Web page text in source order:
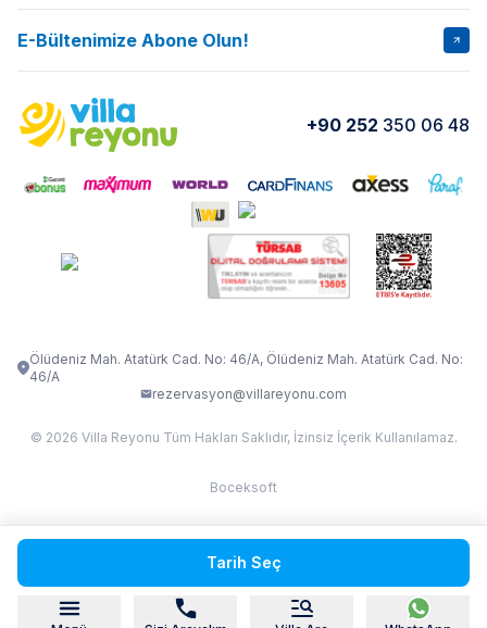
İptal Şartları Banka Hesapları
Kurumsal Blog
Yorumlar Nasıl Kiralarım
VİLLA SALKIM VİLLA SLAY 1
VİLLA OLENNA 1 VİLLA MERT
VILLA ADRIMA 1
VİLLA TİAMO VİLLA ZEYTİN DALI
VILLA ELMALI
E-Bültenimize Abone Olun!
+90 252 350 06 48
Ölüdeniz Mah. Atatürk Cad. No: 46/A, Ölüdeniz Mah. Atatürk Cad. No:
46/A
rezervasyon@villareyonu.com
© 2026 Villa Reyonu Tüm Hakları Saklıdır, İzinsiz İçerik Kullanılamaz.
Boceksoft
Fethiye Kas Kalkan 2
Tarih Seç